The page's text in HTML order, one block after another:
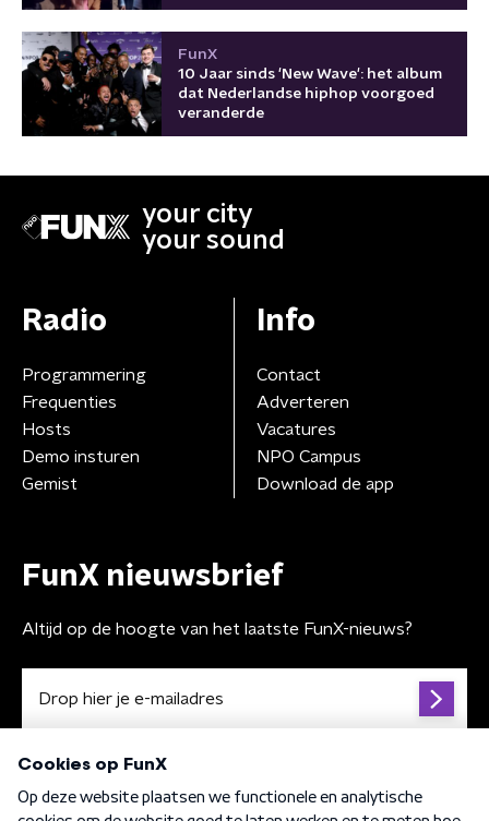
FunX
10 Jaar sinds 'New Wave': het album
dat Nederlandse hiphop voorgoed
veranderde
your city
your sound
Radio
Programmering
Frequenties
Hosts
Demo insturen
Gemist
Info
Contact
Adverteren
Vacatures
NPO Campus
Download de app
FunX nieuwsbrief
Altijd op de hoogte van het laatste FunX-nieuws?